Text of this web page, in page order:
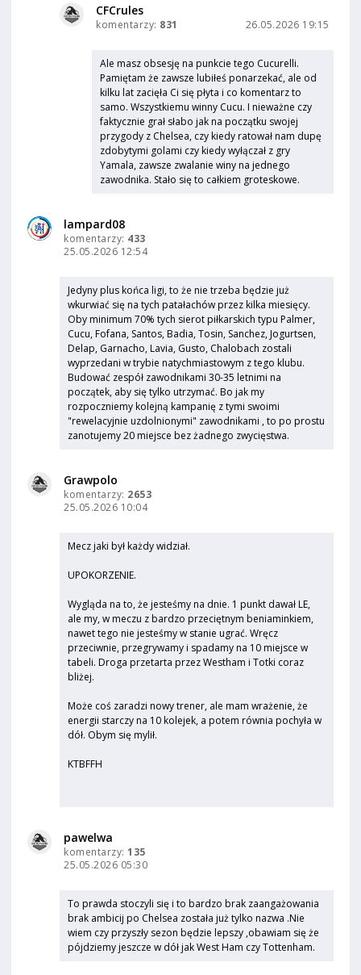
CFCrules
komentarzy: 831 26.05.2026 19:15
Ale masz obsesję na punkcie tego Cucurelli.
Pamiętam że zawsze lubiłeś ponarzekać, ale od
kilku lat zacięła Ci się płyta i co komentarz to
samo. Wszystkiemu winny Cucu. I nieważne czy
faktycznie grał słabo jak na początku swojej
przygody z Chelsea, czy kiedy ratował nam dupę
zdobytymi golami czy kiedy wyłączał z gry
Yamala, zawsze zwalanie winy na jednego
zawodnika. Stało się to całkiem groteskowe.
lampard08
komentarzy: 433
25.05.2026 12:54
Jedyny plus końca ligi, to że nie trzeba będzie już
wkurwiać się na tych patałachów przez kilka miesięcy.
Oby minimum 70% tych sierot piłkarskich typu Palmer,
Cucu, Fofana, Santos, Badia, Tosin, Sanchez, Jogurtsen,
Delap, Garnacho, Lavia, Gusto, Chalobach zostali
wyprzedani w trybie natychmiastowym z tego klubu.
Budować zespół zawodnikami 30-35 letnimi na
początek, aby się tylko utrzymać. Bo jak my
rozpoczniemy kolejną kampanię z tymi swoimi
"rewelacyjnie uzdolnionymi" zawodnikami , to po prostu
zanotujemy 20 miejsce bez żadnego zwycięstwa.
Grawpolo
komentarzy: 2653
25.05.2026 10:04
Mecz jaki był każdy widział.
UPOKORZENIE.
Wygląda na to, że jesteśmy na dnie. 1 punkt dawał LE,
ale my, w meczu z bardzo przeciętnym beniaminkiem,
nawet tego nie jesteśmy w stanie ugrać. Wręcz
przeciwnie, przegrywamy i spadamy na 10 miejsce w
tabeli. Droga przetarta przez Westham i Totki coraz
bliżej.
Może coś zaradzi nowy trener, ale mam wrażenie, że
energii starczy na 10 kolejek, a potem równia pochyła w
dół. Obym się mylił.
KTBFFH
pawelwa
komentarzy:135
25.05.2026 05:30
To prawda stoczyli się i to bardzo brak zaangażowania
brak ambicij po Chelsea została już tylko nazwa .Nie
wiem czy przyszły sezon będzie lepszy ,obawiam się że
pójdziemy jeszcze w dół jak West Ham czy Tottenham.